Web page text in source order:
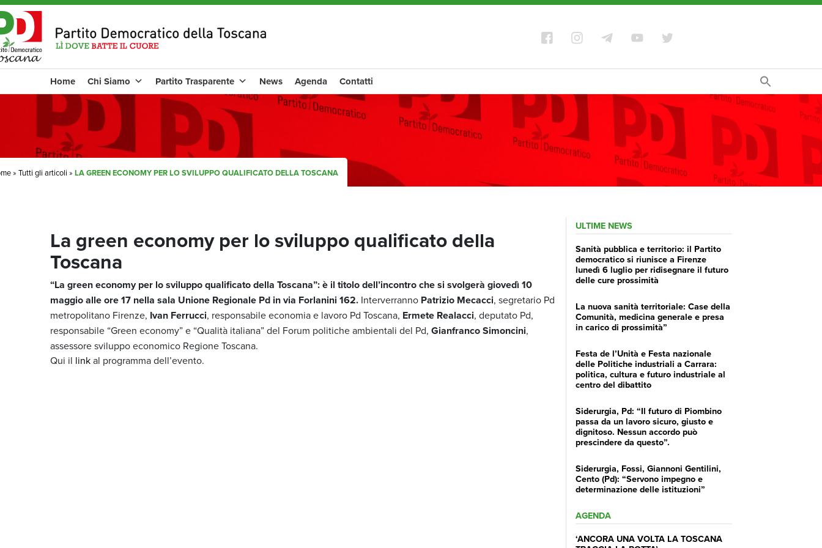
Home Chi Siamo Partito Trasparente News Agenda Contatti
» Tutti gli articoli » LA GREEN ECONOMY PER LO SVILUPPO QUALIFICATO DELLA TOSCANA
La green economy per lo sviluppo qualificato della
Toscana
“La green economy per lo sviluppo qualificato della Toscana”: è il titolo dell’incontro che si svolgerà giovedì 10
maggio alle ore 17 nella sala Unione Regionale Pd in via Forlanini 162. Interverranno Patrizio Mecacci, segretario Pd
metropolitano Firenze, Ivan Ferrucci, responsabile economia e lavoro Pd Toscana, Ermete Realacci, deputato Pd,
responsabile “Green economy” e “Qualità italiana” del Forum politiche ambientali del Pd, Gianfranco Simoncini,
assessore sviluppo economico Regione Toscana.
Qui il linkal programma dell’evento.
ULTIME NEWS
Sanità pubblica e territorio: il Partito
democratico si riunisce a Firenze
lunedì 6 luglio per ridisegnare il futuro
delle cure prossimità
La nuova sanità territoriale: Case della
Comunità, medicina generale e presa
in carico di prossimità”
Festa de l’Unità e Festa nazionale
delle Politiche industriali a Carrara:
politica, cultura e futuro industriale al
centro del dibattito
Siderurgia, Pd: “Il futuro di Piombino
passa da un lavoro sicuro, giusto e
dignitoso. Nessun accordo può
prescindere da questo”.
Siderurgia, Fossi, Giannoni Gentilini,
Cento (Pd): “Servono impegno e
determinazione delle istituzioni”
AGENDA
‘ANCORA UNA VOLTA LA TOSCANA